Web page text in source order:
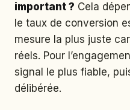
important ? Cela
le taux de conversion
mesure la plus juste
réels. Pour
signal le plus fiable,
délibérée.